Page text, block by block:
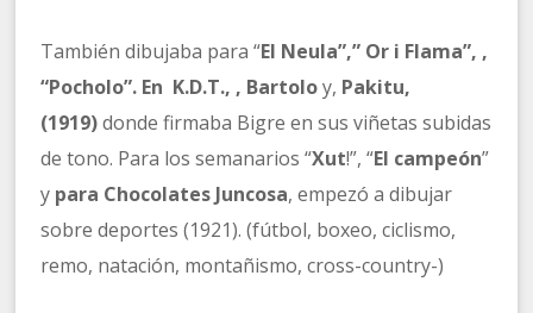
También dibujaba para “El Neula”,” Or i Flama”, ,
“Pocholo”. En K.D.T., , Bartoloy, Pakitu,
(1919)donde firmaba Bigre en sus viñetas subidas
de tono. Para los semanarios “Xut!”, “El campeón”
y para Chocolates Juncosa, empezó a dibujar
sobre deportes (1921). (fútbol, boxeo, ciclismo,
remo, natación, montañismo, cross-country-)